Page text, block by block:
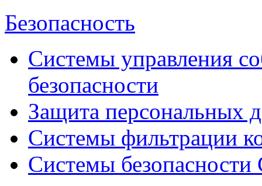
Безопасность
Системы управления
безопасности
Защита персональных
Системы фильтрации
Системы безопасности